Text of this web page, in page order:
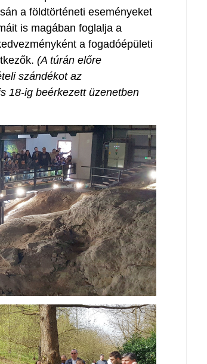
a földtörténeti eseményeket
is magában foglalja a
a fogadóépületi
(A túrán előre
szándékot az
18-ig beérkezett üzenetben